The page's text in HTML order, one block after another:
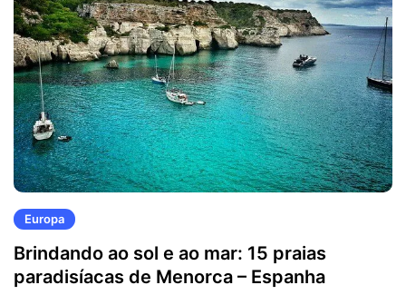
Europa
Brindando ao sol e ao mar: 15 praias
paradisíacas de Menorca – Espanha